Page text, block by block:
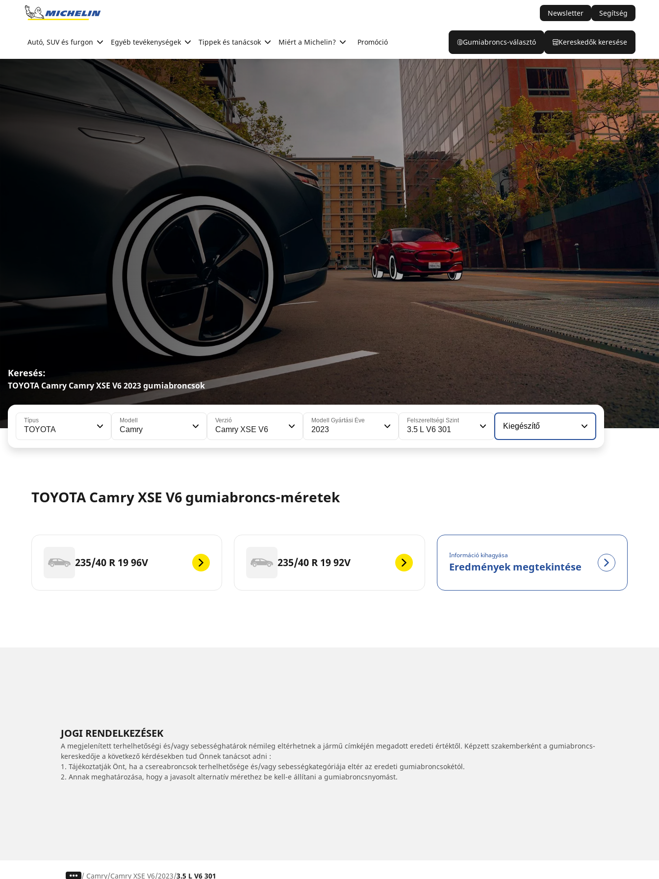
Go to page content
Newsletter Segítség
Autó, SUV és furgon Egyéb tevékenységek Tippek és tanácsok Miért a Michelin? Promóció Gumiabroncs-választó Kereskedők keresése
Keresés:
TOYOTA Camry Camry XSE V6 2023 gumiabroncsok
Típus
TOYOTA
Modell
Camry
Verzió
Camry XSE V6
Modell Gyártási Éve
2023
Felszereltségi Szint
3.5 L V6 301 Kiegészítő
TOYOTA Camry XSE V6 gumiabroncs-méretek
235/40 R 19 96V 235/40 R 19 92V
Információ kihagyása
Eredmények megtekintése
JOGI RENDELKEZÉSEK
A megjelenített terhelhetőségi és/vagy sebességhatárok némileg eltérhetnek a jármű címkéjén megadott eredeti értéktől. Képzett szakemberként a gumiabroncs-
kereskedője a következő kérdésekben tud Önnek tanácsot adni :
1. Tájékoztatják Önt, ha a csereabroncsok terhelhetősége és/vagy sebességkategóriája eltér az eredeti gumiabroncsokétól.
2. Annak meghatározása, hogy a javasolt alternatív mérethez be kell-e állítani a gumiabroncsnyomást.
/ Camry Camry XSE V6 2023 3.5 L V6 301